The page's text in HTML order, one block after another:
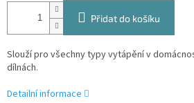
Přidat do košíku
Slouží pro všechny typy vytápění v
dílnách.
Detailní informace